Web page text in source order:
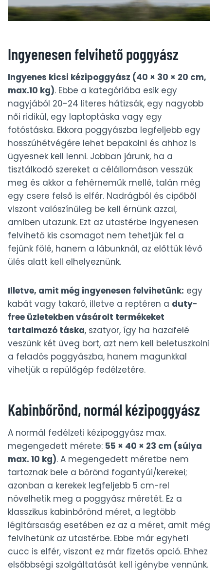
Ingyenesen felvihető poggyász
Ingyenes kicsi kézipoggyász (40 × 30 × 20 cm,
max.10 kg). Ebbe a kategóriába esik egy
nagyjából 20-24 literes hátizsák, egy nagyobb
női ridikül, egy laptoptáska vagy egy
fotóstáska. Ekkora poggyászba legfeljebb egy
hosszúhétvégére lehet bepakolni és ahhoz is
ügyesnek kell lenni. Jobban járunk, ha a
tisztálkodó szereket a célállomáson vesszük
meg és akkor a fehérneműk mellé, talán még
egy csere felső is elfér. Nadrágból és cipőből
viszont valószínűleg be kell érnünk azzal,
amiben utazunk. Ezt az utastérbe ingyenesen
felvihető kis csomagot nem tehetjük fel a
fejünk fölé, hanem a lábunknál, az előttük lévő
ülés alatt kell elhelyeznünk.
Illetve, amit még ingyenesen felvihetünk: egy
kabát vagy takaró, illetve a reptéren a duty-
free üzletekben vásárolt termékeket
tartalmazó táska, szatyor, így ha hazafelé
veszünk két üveg bort, azt nem kell beletuszkolni
a feladós poggyászba, hanem magunkkal
vihetjük a repülőgép fedélzetére.
Kabinbőrönd, normál kézipoggyász
A normál fedélzeti kézipoggyász max.
megengedett mérete: 55 × 40 × 23 cm (súlya
max. 10 kg). A megengedett méretbe nem
tartoznak bele a bőrönd fogantyúi/kerekei;
azonban a kerekek legfeljebb 5 cm-rel
növelhetik meg a poggyász méretét. Ez a
klasszikus kabinbőrönd méret, a legtöbb
légitársaság esetében ez az a méret, amit még
felvihetünk az utastérbe. Ebbe már egyheti
cucc is elfér, viszont ez már fizetős opció. Ehhez
elsőbbségi szolgáltatását kell igénybe vennünk.